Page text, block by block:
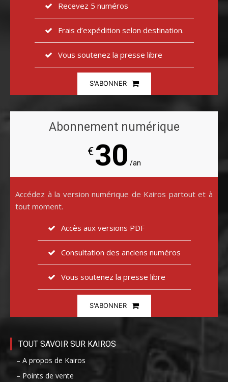
Recevez 5 numéros
Frais d’expédition selon destination.
Vous soutenez la presse libre
S'ABONNER
Abonnement numérique
€30 /an
Accédez à la version numérique de Kairos partout et à
tout moment.
Accès aux versions PDF
Consultation des anciens numéros
Vous soutenez la presse libre
S'ABONNER
TOUT SAVOIR SUR KAIROS
– A propos de Kairos
– Points de vente